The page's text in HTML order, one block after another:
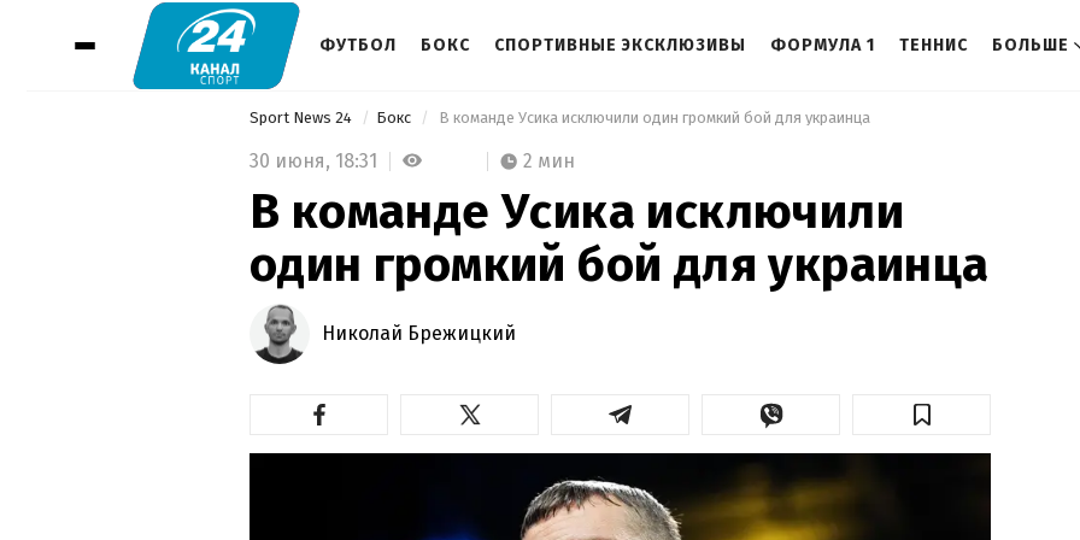
ФУТБОЛ БОКС СПОРТИВНЫЕ ЭКСКЛЮЗИВЫ ФОРМУЛА 1 ТЕННИС БОЛЬШЕ
Sport News 24 Бокс В команде Усика исключили один громкий бой для украинца
30 июня, 18:31 2 мин
В команде Усика исключили
один громкий бой для украинца
Николай Брежицкий